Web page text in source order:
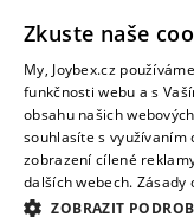
Můj účet
Informace
Všechna
Zkuste naše
My, Joybex.cz
funkčnosti webu a s
obsahu našich
souhlasíte s využívaním
zobrazení cílené
dalších webech. Zásady
ZOBRAZIT